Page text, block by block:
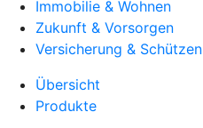
Immobilie & Wohnen
Zukunft & Vorsorgen
Versicherung & Schützen
Übersicht
Produkte